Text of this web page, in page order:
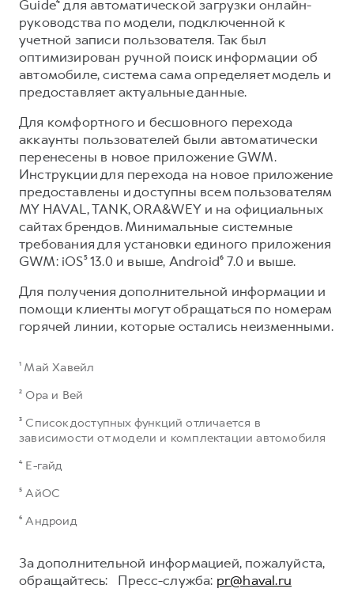
Guide⁴ для автоматической загрузки онлайн-
руководства по модели, подключенной к
учетной записи пользователя. Так был
оптимизирован ручной поиск информации об
автомобиле, система сама определяет модель и
предоставляет актуальные данные.
Для комфортного и бесшовного перехода
аккаунты пользователей были автоматически
перенесены в новое приложение GWM.
Инструкции для перехода на новое приложение
предоставлены и доступны всем пользователям
MY HAVAL, TANK, ORA&WEY и на официальных
сайтах брендов. Минимальные системные
требования для установки единого приложения
GWM: iOS⁵ 13.0 и выше, Android⁶ 7.0 и выше.​
Для получения дополнительной информации и
помощи клиенты могут обращаться по номерам
горячей линии, которые остались неизменными.
¹ Май Хавейл
² Ора и Вей
³ Список доступных функций отличается в
зависимости от модели и комплектации автомобиля
⁴ Е-гайд
⁵ АйОС
⁶ Андроид
За дополнительной информацией, пожалуйста,
обращайтесь: Пресс-служба: pr@haval.ru